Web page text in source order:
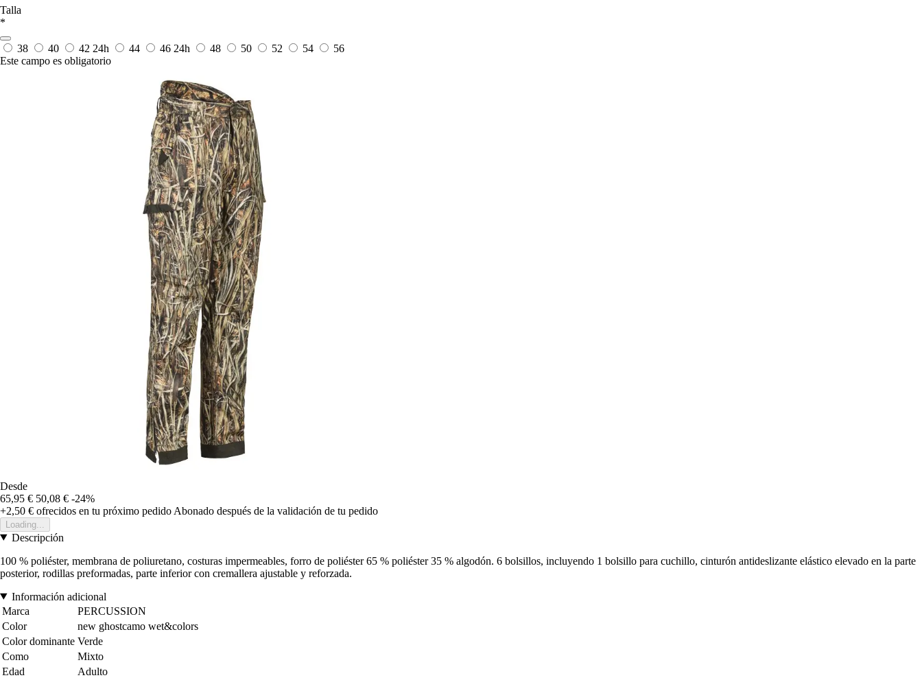
Talla
*
38 40 42 24h 44 46 24h 48 50 52 54
56
Este campo es obligatorio
Desde
65,95 € 50,08 € -24%
+2,50 € ofrecidos en tu próximo pedido Abonado después de la validación de tu pedido
Loading...
Descripción
100 % poliéster, membrana de poliuretano, costuras impermeables, forro de poliéster 65 % poliéster 35 % algodón. 6 bolsillos, incluyendo 1 bolsillo para cuchillo, cinturón antideslizante elástico elevado en la parte
posterior, rodillas preformadas, parte inferior con cremallera ajustable y reforzada.
Información adicional
Marca
PERCUSSION
Color
new ghostcamo wet&colors
Color dominante Verde
Como
Mixto
Edad
Adulto